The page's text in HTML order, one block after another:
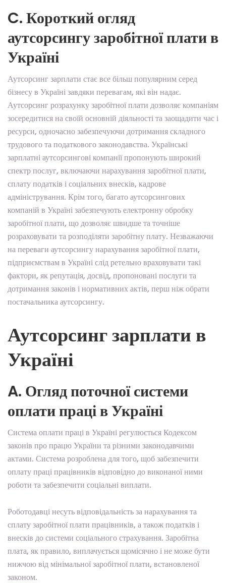
C. Короткий огляд
аутсорсингу заробітної плати в
Україні
Аутсорсинг зарплати стає все більш популярним серед
бізнесу в Україні завдяки перевагам, які він надає.
Аутсорсинг розрахунку заробітної плати дозволяє компаніям
зосередитися на своїй основній діяльності та заощадити час і
ресурси, одночасно забезпечуючи дотримання складного
трудового та податкового законодавства. Українські
зарплатні аутсорсингові компанії пропонують широкий
спектр послуг, включаючи нарахування заробітної плати,
сплату податків і соціальних внесків, кадрове
адміністрування. Крім того, багато аутсорсингових
компаній в Україні забезпечують електронну обробку
заробітної плати, що дозволяє швидше та точніше
розраховувати та розподіляти заробітну плату. Незважаючи
на переваги аутсорсингу нарахування заробітної плати,
підприємствам в Україні слід ретельно враховувати такі
фактори, як репутація, досвід, пропоновані послуги та
дотримання законів і нормативних актів, перш ніж обрати
постачальника аутсорсингу.
Аутсорсинг зарплати в
Україні
A. Огляд поточної системи
оплати праці в Україні
Система оплати праці в Україні регулюється Кодексом
законів про працю України та різними законодавчими
актами. Система розроблена для того, щоб забезпечити
оплату праці працівників відповідно до виконаної ними
роботи та забезпечити соціальні виплати.
Роботодавці несуть відповідальність за нарахування та
сплату заробітної плати працівників, а також податків і
внесків до системи соціального страхування. Заробітна
плата, як правило, виплачується щомісячно і не може бути
нижчою від мінімальної заробітної плати, встановленої
законом.